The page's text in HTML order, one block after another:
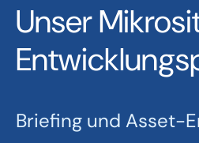
Unser
Briefing und Asset-